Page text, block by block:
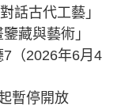
話古代工藝」
藏與藝術」
（2026年6月4
暫停開放